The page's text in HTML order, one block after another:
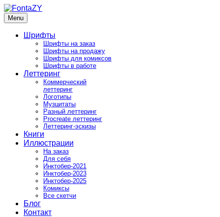
Skip
to
content
FontaZY
Fonts and pictures by Zakhar Yaschin
Menu
Шрифты
Шрифты на заказ
Шрифты на продажу
Шрифты для комиксов
Шрифты в работе
Леттеринг
Коммерческий
леттеринг
Логотипы
Музцитаты
Разный леттеринг
Procreate леттеринг
Леттеринг-эскизы
Книги
Иллюстрации
На заказ
Для себя
Инктобер-2021
Инктобер-2023
Инктобер-2025
Комиксы
Все скетчи
Блог
Контакт